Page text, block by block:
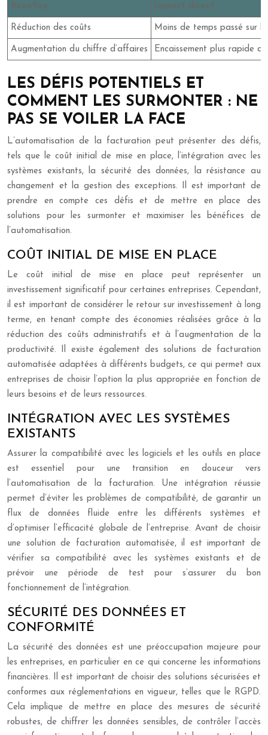
Bénéfice
Réduction des coûts Moins de temps passé sur
Augmentation du chiffre d’affaires Encaissement plus rapide
LES DÉFIS POTENTIELS ET
COMMENT LES SURMONTER : NE
PAS SE VOILER LA FACE
L’automatisation de la facturation peut présenter des défis,
tels que le coût initial de mise en place, l’intégration avec les
systèmes existants, la sécurité des données, la résistance au
changement et la gestion des exceptions. Il est important de
prendre en compte ces défis et de mettre en place des
solutions pour les surmonter et maximiser les bénéfices de
l’automatisation.
COÛT INITIAL DE MISE EN PLACE
Le coût initial de mise en place peut représenter un
investissement significatif pour certaines entreprises. Cependant,
il est important de considérer le retour sur investissement à long
terme, en tenant compte des économies réalisées grâce à la
réduction des coûts administratifs et à l’augmentation de la
productivité. Il existe également des solutions de facturation
automatisée adaptées à différents budgets, ce qui permet aux
entreprises de choisir l’option la plus appropriée en fonction de
leurs besoins et de leurs ressources.
INTÉGRATION AVEC LES SYSTÈMES
EXISTANTS
Assurer la compatibilité avec les logiciels et les outils en place
est essentiel pour une transition en douceur vers
l’automatisation de la facturation. Une intégration réussie
permet d’éviter les problèmes de compatibilité, de garantir un
flux de données fluide entre les différents systèmes et
d’optimiser l’efficacité globale de l’entreprise. Avant de choisir
une solution de facturation automatisée, il est important de
vérifier sa compatibilité avec les systèmes existants et de
prévoir une période de test pour s’assurer du bon
fonctionnement de l’intégration.
SÉCURITÉ DES DONNÉES ET
CONFORMITÉ
La sécurité des données est une préoccupation majeure pour
les entreprises, en particulier en ce qui concerne les informations
financières. Il est important de choisir des solutions sécurisées et
conformes aux réglementations en vigueur, telles que le RGPD.
Cela implique de mettre en place des mesures de sécurité
robustes, de chiffrer les données sensibles, de contrôler l’accès